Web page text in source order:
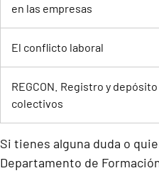
en las empresas
El conflicto laboral
REGCON. Registro y
colectivos
Si tienes alguna duda o
Departamento de